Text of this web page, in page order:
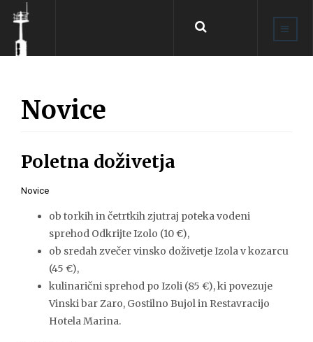
Novice
Poletna doživetja
Novice
ob torkih in četrtkih zjutraj poteka vodeni
sprehod Odkrijte Izolo (10 €),
ob sredah zvečer vinsko doživetje Izola v kozarcu
(45 €),
kulinarični sprehod po Izoli (85 €), ki povezuje
Vinski bar Zaro, Gostilno Bujol in Restavracijo
Hotela Marina.